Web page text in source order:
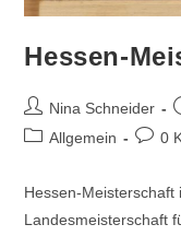
Hessen-
Beitrags-
Autor:
Nina Schneider
Beitrags-
Allgemein 0
Hessen-
Landesmeisterschaft